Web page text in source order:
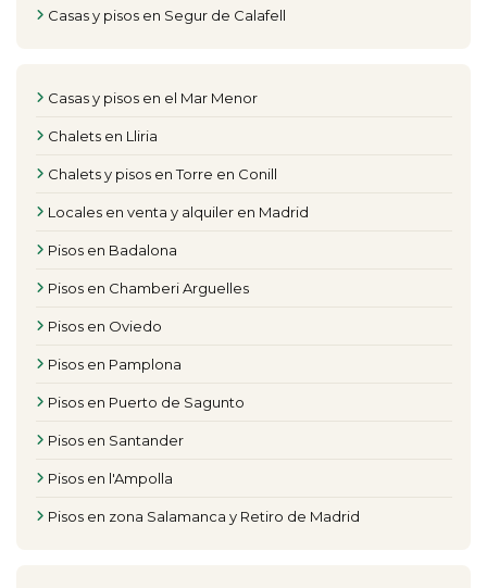
Casas y pisos en Segur de Calafell
Casas y pisos en el Mar Menor
Chalets en Lliria
Chalets y pisos en Torre en Conill
Locales en venta y alquiler en Madrid
Pisos en Badalona
Pisos en Chamberi Arguelles
Pisos en Oviedo
Pisos en Pamplona
Pisos en Puerto de Sagunto
Pisos en Santander
Pisos en l'Ampolla
Pisos en zona Salamanca y Retiro de Madrid